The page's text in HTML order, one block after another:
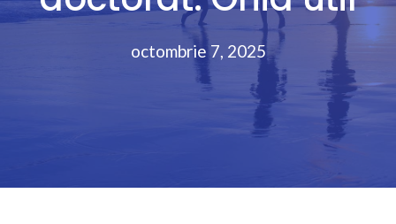
octombrie 7, 2025